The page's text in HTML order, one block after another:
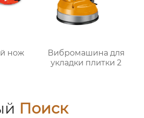
нож
Вибромашина для
укладки плитки 2
Поиск